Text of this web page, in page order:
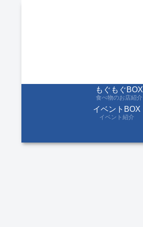
もぐもぐBOX
食べ物のお店紹介
イベントBOX
イベント紹介